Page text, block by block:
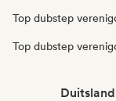
Top dubstep
Top dubstep